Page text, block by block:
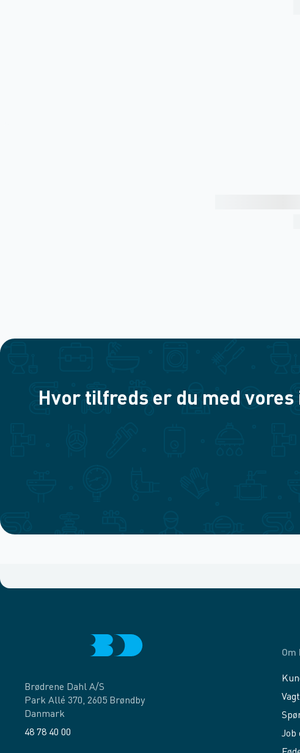
Hvor tilfreds er du med
Brødrene Dahl A/S
Park Allé 370, 2605 Brøndby
Danmark
48 78 40 00
Om
Job